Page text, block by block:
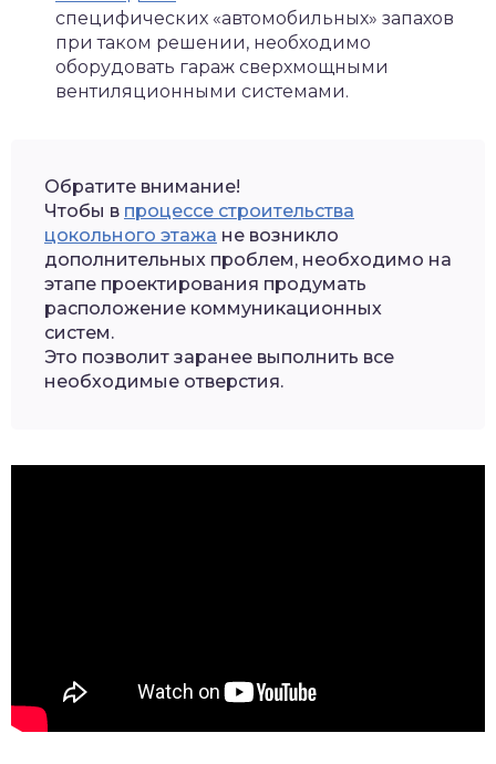
специфических «автомобильных» запахов
при таком решении, необходимо
оборудовать гараж сверхмощными
вентиляционными системами.
Обратите внимание!
Чтобы в процессе строительства
цокольного этажа не возникло
дополнительных проблем, необходимо на
этапе проектирования продумать
расположение коммуникационных
систем.
Это позволит заранее выполнить все
необходимые отверстия.